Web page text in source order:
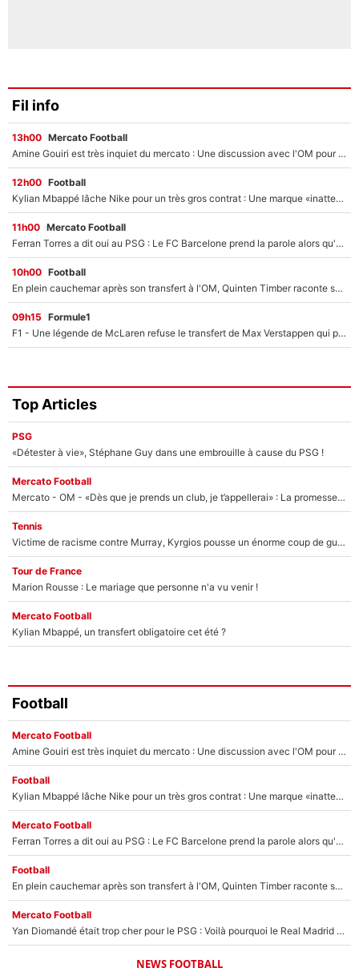
Fil info
13h00 Mercato Football
Amine Gouiri est très inquiet du mercato : Une discussion avec l'OM pour acter son transfert !
12h00 Football
Kylian Mbappé lâche Nike pour un très gros contrat : Une marque «inattendue» va frapper très fort
11h00 Mercato Football
Ferran Torres a dit oui au PSG : Le FC Barcelone prend la parole alors qu'un transfert de l'attaquant espagnol prend forme
10h00 Football
En plein cauchemar après son transfert à l'OM, Quinten Timber raconte ses doutes après sa signature à Marseille
09h15 Formule1
F1 - Une légende de McLaren refuse le transfert de Max Verstappen qui pourrait «faire des vagues» et plomber l'ambiance dans l'équipe
Top Articles
PSG
«Détester à vie», Stéphane Guy dans une embrouille à cause du PSG !
Mercato Football
Mercato - OM - «Dès que je prends un club, je t’appellerai» : La promesse de Marcelino au moment de claquer la porte
Tennis
Victime de racisme contre Murray, Kyrgios pousse un énorme coup de gueule !
Tour de France
Marion Rousse : Le mariage que personne n'a vu venir !
Mercato Football
Kylian Mbappé, un transfert obligatoire cet été ?
Football
Mercato Football
Amine Gouiri est très inquiet du mercato : Une discussion avec l'OM pour acter son transfert !
Football
Kylian Mbappé lâche Nike pour un très gros contrat : Une marque «inattendue» va frapper très fort
Mercato Football
Ferran Torres a dit oui au PSG : Le FC Barcelone prend la parole alors qu'un transfert de l'attaquant espagnol prend forme
Football
En plein cauchemar après son transfert à l'OM, Quinten Timber raconte ses doutes après sa signature à Marseille
Mercato Football
Yan Diomandé était trop cher pour le PSG : Voilà pourquoi le Real Madrid a accepté de payer la somme record de 140M€ pour boucler son transfert !
NEWS FOOTBALL